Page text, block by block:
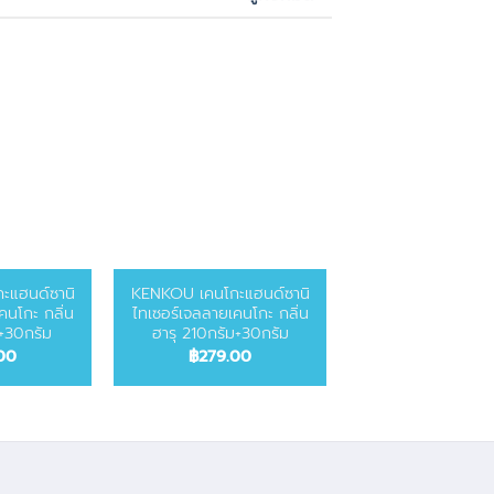
ะแฮนด์ซานิ
นโกะ กลิ่น
กรัม
KENKOU เคนโกะแฮนด์ซานิ
ไทเซอร์เจลลายเคนโกะ กลิ่น
ฮารุ 210กรัม+30กรัม
฿279.00